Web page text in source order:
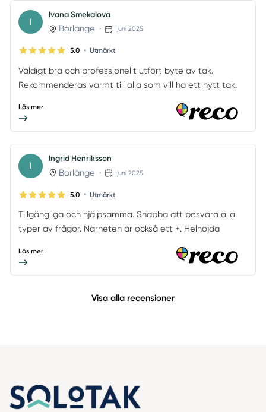
I
Ivana Smekalova
Borlänge • juni 2025
5.0 • Utmärkt
Väldigt bra och professionellt utfört byte av tak.
Rekommenderas varmt till alla som vill ha ett nytt tak.
Läs mer
I
Ingrid Henriksson
Borlänge • juni 2025
5.0 • Utmärkt
Tillgängliga och hjälpsamma. Snabba att besvara alla
typer av frågor. Närheten är också ett +. Helnöjda
Läs mer
Visa alla recensioner